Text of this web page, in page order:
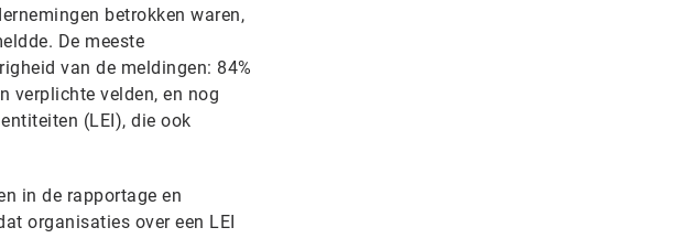
betrokken waren,
De meeste
van de meldingen: 84%
verplichte velden, en nog
(LEI), die ook
in de rapportage en
organisaties over een LEI